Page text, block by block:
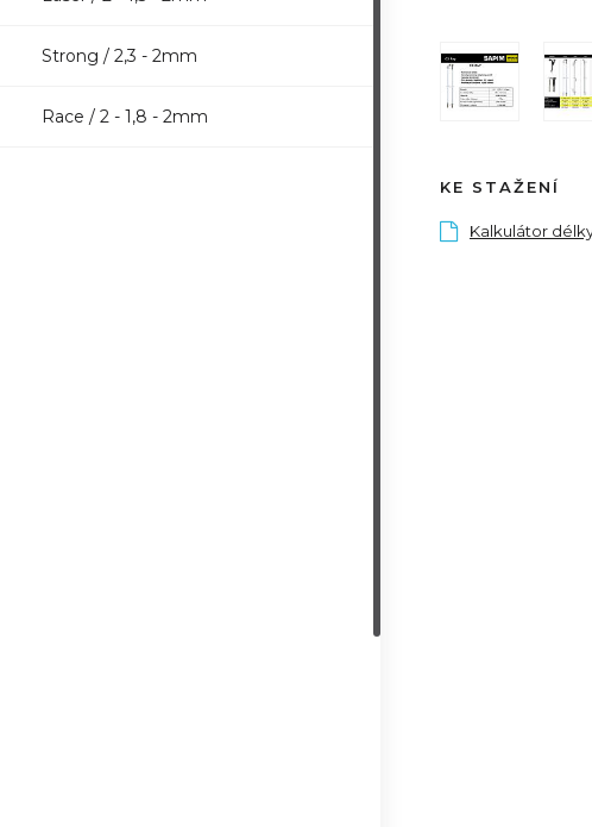
Strong / 2,3 - 2mm
Race / 2 - 1,8 - 2mm
KE STAŽENÍ
Kalkulátor